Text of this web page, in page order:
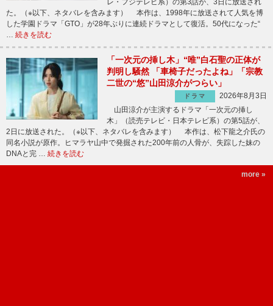
レ・フジテレビ系）の第3話が、3日に放送され
た。（※以下、ネタバレを含みます） 本作は、1998年に放送されて人気を博
した学園ドラマ「GTO」が28年ぶりに連続ドラマとして復活。50代になった“
… 続きを読む
「一次元の挿し木」“唯”白石聖の正体が
判明し騒然 「車椅子だったよね」「宗教
二世の“悠”山田涼介がつらい」
ドラマ
2026年8月3日
山田涼介が主演するドラマ「一次元の挿し
木」（読売テレビ・日本テレビ系）の第5話が、
2日に放送された。（※以下、ネタバレを含みます） 本作は、松下龍之介氏の
同名小説が原作。ヒマラヤ山中で発掘された200年前の人骨が、失踪した妹の
DNAと完 … 続きを読む
more »